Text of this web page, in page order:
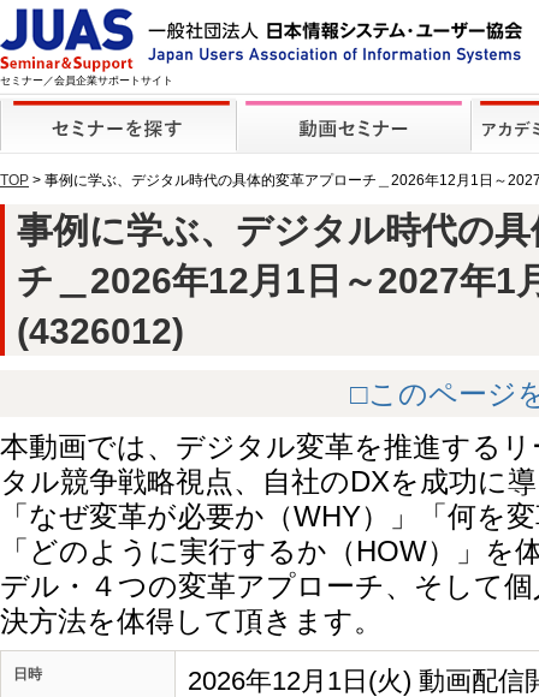
セミナー／会員企業サポートサイト
TOP > 事例に学ぶ、デジタル時代の具体的変革アプローチ＿2026年12月1日～
事例に学ぶ、デジタル時代の
チ＿2026年12月1日～2027年1
(4326012)
□このページ
本動画では、デジタル変革を推進する
タル競争戦略視点、自社のDXを成功に
「なぜ変革が必要か（WHY）」「何を
「どのように実行するか（HOW）」を
デル・４つの変革アプローチ、そして
決方法を体得して頂きます。
日時
2026年12月1日(火) 動画配信